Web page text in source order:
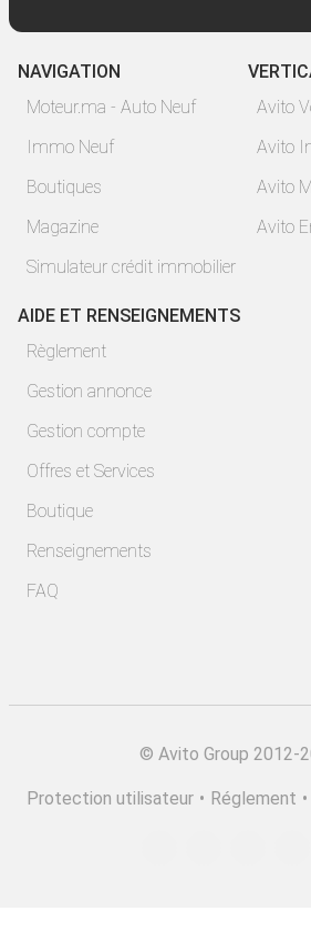
NAVIGATION
Moteur.ma - Auto Neuf
Immo Neuf
Boutiques
Magazine
Simulateur crédit immobilier
Avito
Avito
Avito
Avito
AIDE ET RENSEIGNEMENTS
Règlement
Gestion annonce
Gestion compte
Offres et Services
Boutique
Renseignements
FAQ
© Avito Group 2012-
Protection utilisateur • Réglement •